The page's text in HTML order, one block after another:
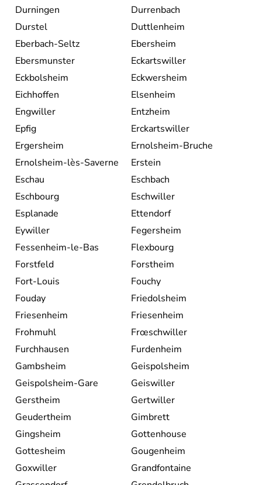
Durningen
Durrenbach
Durstel
Duttlenheim
Eberbach-Seltz
Ebersheim
Ebersmunster
Eckartswiller
Eckbolsheim
Eckwersheim
Eichhoffen
Elsenheim
Engwiller
Entzheim
Epfig
Erckartswiller
Ergersheim
Ernolsheim-Bruche
Ernolsheim-lès-Saverne
Erstein
Eschau
Eschbach
Eschbourg
Eschwiller
Esplanade
Ettendorf
Eywiller
Fegersheim
Fessenheim-le-Bas
Flexbourg
Forstfeld
Forstheim
Fort-Louis
Fouchy
Fouday
Friedolsheim
Friesenheim
Friesenheim
Frohmuhl
Frœschwiller
Furchhausen
Furdenheim
Gambsheim
Geispolsheim
Geispolsheim-Gare
Geiswiller
Gerstheim
Gertwiller
Geudertheim
Gimbrett
Gingsheim
Gottenhouse
Gottesheim
Gougenheim
Goxwiller
Grandfontaine